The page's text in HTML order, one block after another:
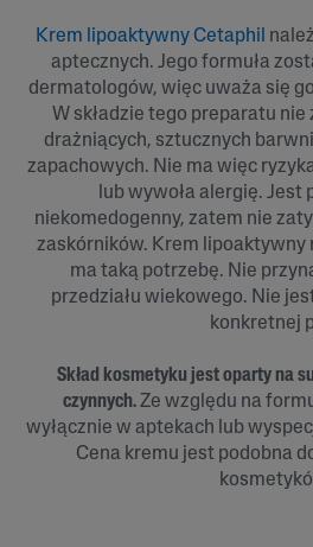
Krem lipoaktywny Cetaphil
aptecznych. Jego formuła
dermatologów, więc uważa się
W składzie tego preparatu
drażniących, sztucznych
zapachowych. Nie ma więc
lub wywoła alergię. Jest
niekomedogenny, zatem nie
zaskórników. Krem lipoaktywny
ma taką potrzebę. Nie
przedziału wiekowego. Nie
konkretnej
Skład kosmetyku jest oparty na
czynnych.Ze względu na
wyłącznie w aptekach lub
Cena kremu jest podobna